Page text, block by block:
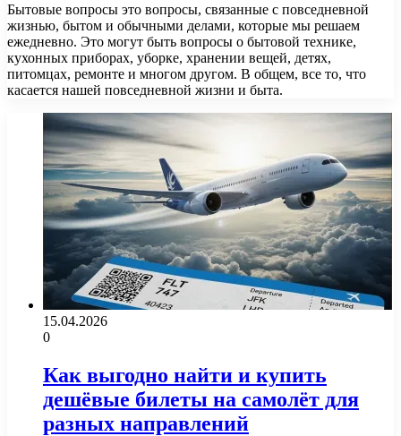
Бытовые вопросы это вопросы, связанные с повседневной
жизнью, бытом и обычными делами, которые мы решаем
ежедневно. Это могут быть вопросы о бытовой технике,
кухонных приборах, уборке, хранении вещей, детях,
питомцах, ремонте и многом другом. В общем, все то, что
касается нашей повседневной жизни и быта.
15.04.2026
0
Как выгодно найти и купить
дешёвые билеты на самолёт для
разных направлений